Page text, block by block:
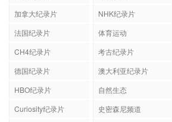
加拿大纪录片
NHK纪录片
法国纪录片
体育运动
CH4纪录片
考古纪录片
德国纪录片
澳大利亚纪录片
HBO纪录片
自然生态
Curiosity纪录片
史密森尼频道